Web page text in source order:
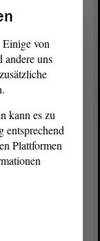
spricht am
Kirchenkreises
Nach den
von
andere uns
kann es zu
entsprechend
Plattformen